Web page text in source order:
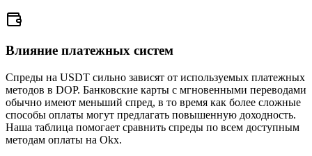
Влияние платежных систем
Спреды на USDT сильно зависят от используемых платежных
методов в DOP. Банковские карты с мгновенными переводами
обычно имеют меньший спред, в то время как более сложные
способы оплаты могут предлагать повышенную доходность.
Наша таблица помогает сравнить спреды по всем доступным
методам оплаты на Okx.